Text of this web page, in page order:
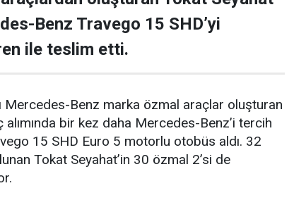
Benz Travego 15 SHD’yi
ile teslim etti.
Mercedes-Benz marka özmal araçlar oluşturan
bir kez daha Mercedes-Benz’i tercih
15 SHD Euro 5 motorlu otobüs aldı. 32
Tokat Seyahat’in 30 özmal 2’si de